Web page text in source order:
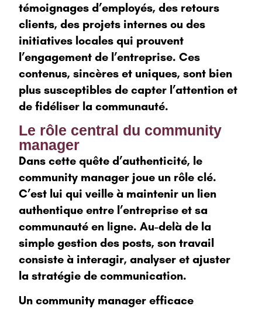
témoignages d’employés, des retours
clients, des projets internes ou des
initiatives locales qui prouvent
l’engagement de l’entreprise. Ces
contenus, sincères et uniques, sont bien
plus susceptibles de capter l’attention et
de fidéliser la communauté.
Le rôle central du community
manager
Dans cette quête d’authenticité, le
community manager joue un rôle clé.
C’est lui qui veille à maintenir un lien
authentique entre l’entreprise et sa
communauté en ligne. Au-delà de la
simple gestion des posts, son travail
consiste à interagir, analyser et ajuster
la stratégie de communication.
Un community manager efficace